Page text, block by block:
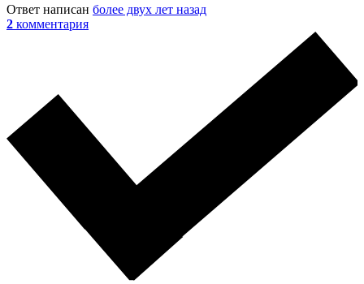
Ответ написан более двух лет назад
2 комментария